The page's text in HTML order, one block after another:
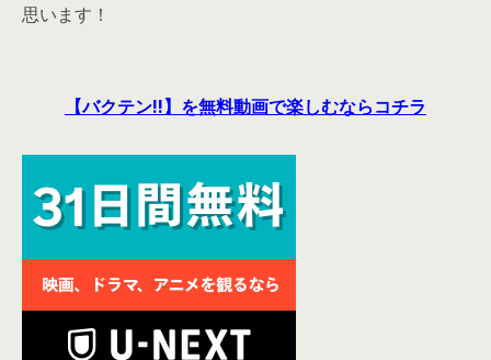
思います！
【バクテン!!】を無料動画で楽しむならコチラ